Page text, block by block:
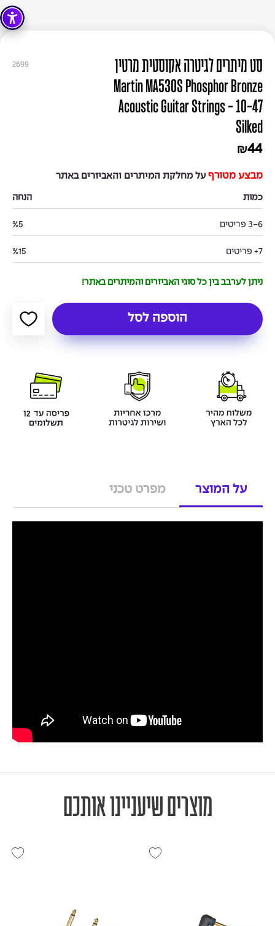
2699
סט מיתרים לגיטרה אקוסטית מרטין
Martin MA530S Phosphor Bronze
Acoustic Guitar Strings - 10-47
Silked
₪44
מבצע מטורף על מחלקת המיתרים והאביזרים באתר
כמות הנחה
3-6 פריטים %5
7+ פריטים %15
ניתן לערבב בין כל סוגי האביזרים והמיתרים באתר!
הוספה לסל
על המוצר מפרט טכני
מוצרים שיעניינו אותכם